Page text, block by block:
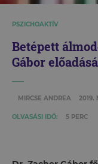
PSZICHOAKTÍV
Betépett
Gábor
MIRCSE ANDREA 2019.
OLVASÁSI IDŐ: 5 PERC